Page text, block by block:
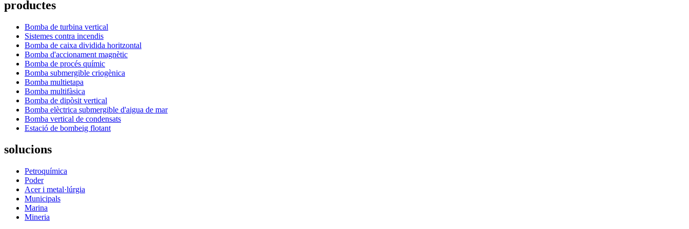
productes
Bomba de turbina vertical
Sistemes contra incendis
Bomba de caixa dividida horitzontal
Bomba d'accionament magnètic
Bomba de procés químic
Bomba submergible criogènica
Bomba multietapa
Bomba multifàsica
Bomba de dipòsit vertical
Bomba elèctrica submergible d'aigua de mar
Bomba vertical de condensats
Estació de bombeig flotant
solucions
Petroquímica
Poder
Acer i metal·lúrgia
Municipals
Marina
Mineria